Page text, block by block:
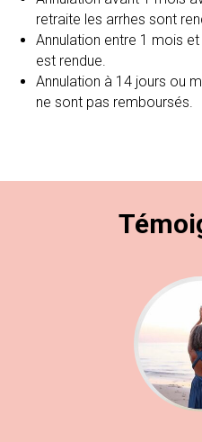
retraite les arrhes sont
Annulation entre 1 mois
est rendue.
Annulation à 14 jours ou
ne sont pas remboursés.